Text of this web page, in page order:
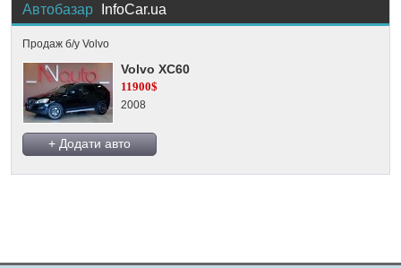
Автобазар InfoCar.ua
Продаж б/у Volvo
Volvo XC60
11900$
2008
+ Додати авто